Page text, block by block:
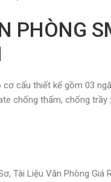
PHÒNG
cơ cấu thiết kế gồm 03
chống thấm, chống trầy
Tài Liệu Văn Phòng Giá